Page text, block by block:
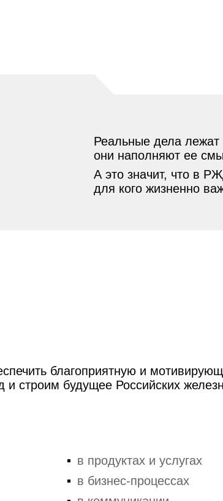
Реальные дела лежат
они наполняют ее
А это значит, что в
для кого жизненно
благоприятную и
строим будущее Российских
в продуктах и услугах
в бизнес-процессах